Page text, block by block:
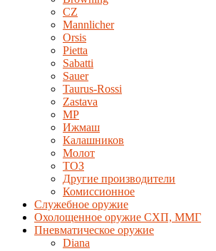
CZ
Mannlicher
Orsis
Pietta
Sabatti
Sauer
Taurus-Rossi
Zastava
MP
Ижмаш
Калашников
Молот
ТОЗ
Другие производители
Комиссионное
Служебное оружие
Охолощенное оружие СХП, ММГ
Пневматическое оружие
Diana